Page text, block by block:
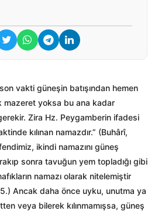
vakti güneşin batışından hemen
mazeret yoksa bu ana kadar
Zira Hz. Peygamberin ifadesi
kılınan namazdır.” (Buhârî,
ikindi namazını güneş
sonra tavuğun yem topladığı gibi
namazı olarak nitelemiştir
5.) Ancak daha önce uyku, unutma ya
veya bilerek kılınmamışsa, güneş